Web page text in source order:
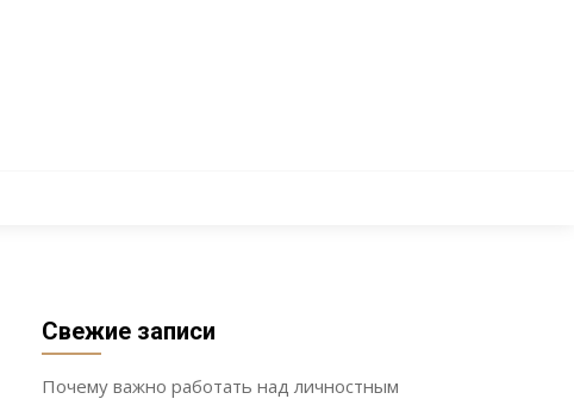
Свежие записи
Почему важно работать над личностным